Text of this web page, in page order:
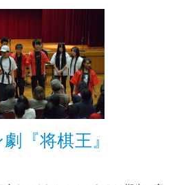
『将棋王』